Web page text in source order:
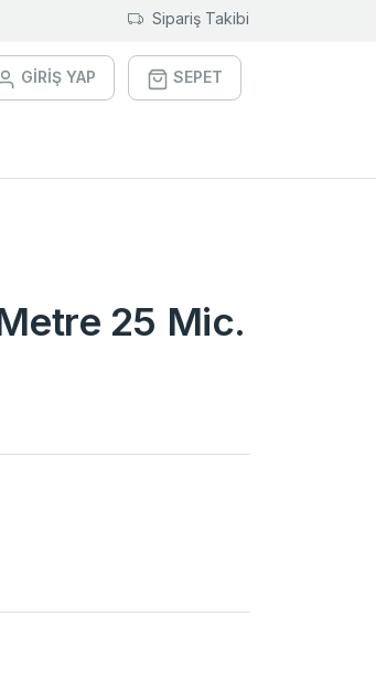
Sipariş Takibi
GİRİŞ YAP SEPET
25 Mic.